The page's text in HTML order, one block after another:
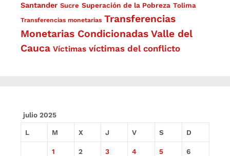
Santander Sucre Superación de la Pobreza Tolima
Transferencias monetarias Transferencias
Monetarias Condicionadas Valle del
Cauca Víctimas víctimas del conflicto
julio 2025
L M X J V S D
1 2 3 4 5 6